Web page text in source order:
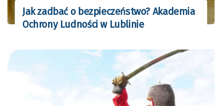
Jak zadbać o bezpieczeństwo? Akademia
Ochrony Ludności w Lublinie